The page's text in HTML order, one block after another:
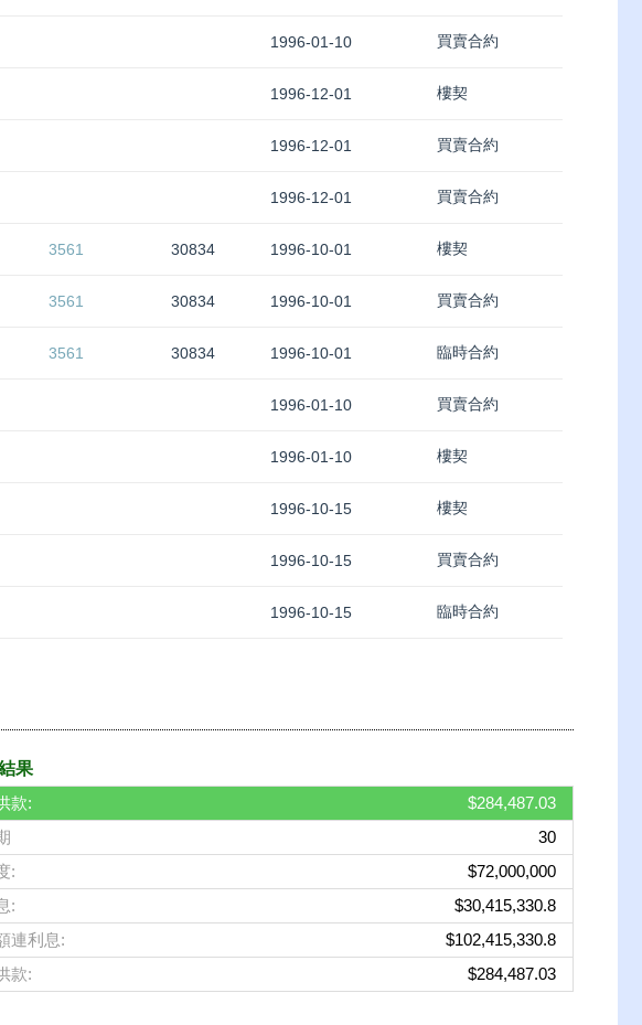
1996-01-10 買賣合約
1996-12-01 樓契
1996-12-01 買賣合約
1996-12-01 買賣合約
3561 30834 1996-10-01 樓契
3561 30834 1996-10-01 買賣合約
3561 30834 1996-10-01 臨時合約
1996-01-10 買賣合約
1996-01-10 樓契
1996-10-15 樓契
1996-10-15 買賣合約
1996-10-15 臨時合約
果
款:
$284,487.03
30
:
$72,000,000
:
$30,415,330.8
連利息:
$102,415,330.8
款:
$284,487.03